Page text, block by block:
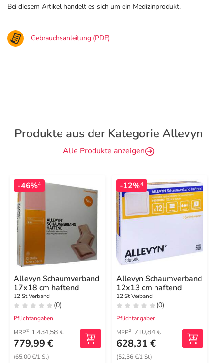
Bei diesem Artikel handelt es sich um ein Medizinprodukt.
Gebrauchsanleitung (PDF)
Produkte aus der Kategorie Allevyn
Alle Produkte anzeigen
-46%4
Allevyn Schaumverband
17x18 cm haftend
12 St Verband
(0)
Pflichtangaben
MRP2 1.434,58 €
779,99 €
(65,00 €/1 St)
-12%4
Allevyn Schaumverband
12x13 cm haftend
12 St Verband
(0)
Pflichtangaben
MRP2 710,84 €
628,31 €
(52,36 €/1 St)